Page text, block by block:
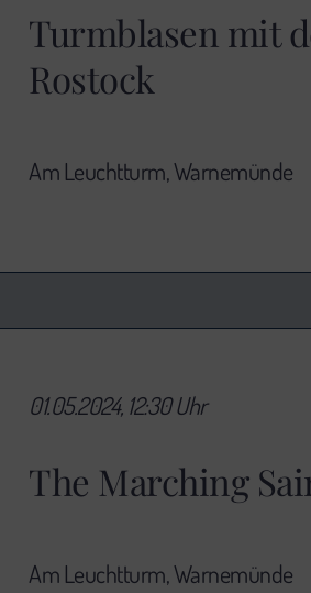
Turmblasen mit
Rostock
Am Leuchtturm, Warnemünde
The Marching
01.05.2024, 12:30 Uhr
Am Leuchtturm, Warnemünde